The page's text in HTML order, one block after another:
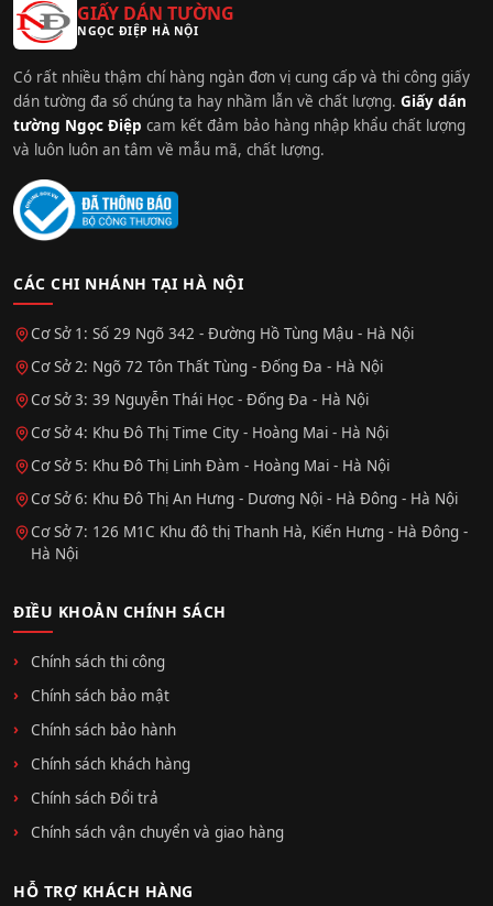
GIẤY DÁN TƯỜNG
NGỌC ĐIỆP HÀ NỘI
Có rất nhiều thậm chí hàng ngàn đơn vị cung cấp và thi công giấy
dán tường đa số chúng ta hay nhầm lẫn về chất lượng. Giấy dán
tường Ngọc Điệp cam kết đảm bảo hàng nhập khẩu chất lượng
và luôn luôn an tâm về mẫu mã, chất lượng.
CÁC CHI NHÁNH TẠI HÀ NỘI
Cơ Sở 1: Số 29 Ngõ 342 - Đường Hồ Tùng Mậu - Hà Nội
Cơ Sở 2: Ngõ 72 Tôn Thất Tùng - Đống Đa - Hà Nội
Cơ Sở 3: 39 Nguyễn Thái Học - Đống Đa - Hà Nội
Cơ Sở 4: Khu Đô Thị Time City - Hoàng Mai - Hà Nội
Cơ Sở 5: Khu Đô Thị Linh Đàm - Hoàng Mai - Hà Nội
Cơ Sở 6: Khu Đô Thị An Hưng - Dương Nội - Hà Đông - Hà Nội
Cơ Sở 7: 126 M1C Khu đô thị Thanh Hà, Kiến Hưng - Hà Đông -
Hà Nội
ĐIỀU KHOẢN CHÍNH SÁCH
Chính sách thi công
Chính sách bảo mật
Chính sách bảo hành
Chính sách khách hàng
Chính sách Đổi trả
Chính sách vận chuyển và giao hàng
HỖ TRỢ KHÁCH HÀNG